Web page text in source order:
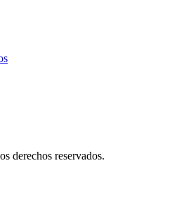
derechos reservados.